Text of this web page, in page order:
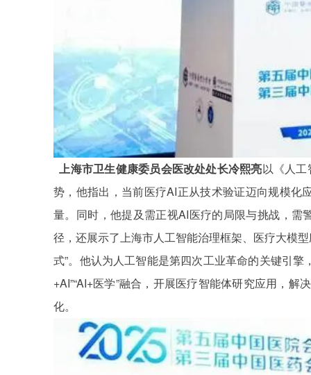
上海市卫生健康委员会医改处处长冷熙亮 以《人
势，他指出，当前医疗AI正从技术验证迈向规模化
量。同时，他提及需正视AI 医疗的局限与挑战，需
径，还展示了上海市人工智能治理框架、医疗大模
式”。他认为人工智能是第四次工业革命的关键引
+AI”“AI+医学”融合，开展医疗智能体研究应用，解
化。